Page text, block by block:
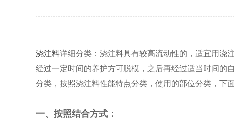
浇注料详细分类：浇注料具有较高流动性的，适宜用浇
经过一定时间的养护方可脱模，之后再经过适当时间的
分类，按照浇注料性能特点分类，使用的部位分类，下
一、按照结合方式：